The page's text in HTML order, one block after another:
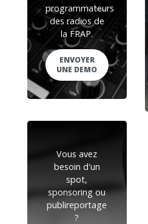
programmateurs
des radios de
la FRAP.
ENVOYER
UNE DEMO
Vous avez
besoin d'un
spot,
sponsoring ou
publireportage
?